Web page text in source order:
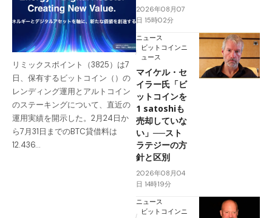
リミックスポイント（3825）は7
日、保有するビットコイン（）の
レンディング運用とアルトコイン
のステーキングについて、直近の
運用実績を開示した。2月24日か
ら7月31日までのBTC貸借料は
12.436…
2026年08月07
日 15時02分
ニュース
ビットコインニ
ュース
マイケル・セ
イラー氏「ビ
ットコインを
1 satoshiも
売却していな
い」──スト
ラテジーの方
針と区別
2026年08月04
日 14時19分
ニュース
ビットコインニ